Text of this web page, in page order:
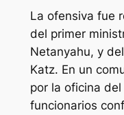
La ofensiva fue
del primer
Netanyahu, y
Katz. En un
por la oficina
funcionarios